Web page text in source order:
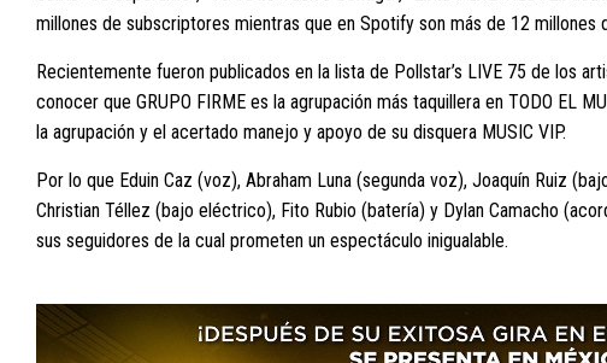
millones de subscriptores mientras que en Spotify son más de 12 millones
Recientemente fueron publicados en la lista de Pollstar’s LIVE 75 de los
conocer que GRUPO FIRME es la agrupación más taquillera en TODO EL
la agrupación y el acertado manejo y apoyo de su disquera MUSIC VIP.
Por lo que Eduin Caz (voz), Abraham Luna (segunda voz), Joaquín Ruiz
Christian Téllez (bajo eléctrico), Fito Rubio (batería) y Dylan Camacho
sus seguidores de la cual prometen un espectáculo inigualable.